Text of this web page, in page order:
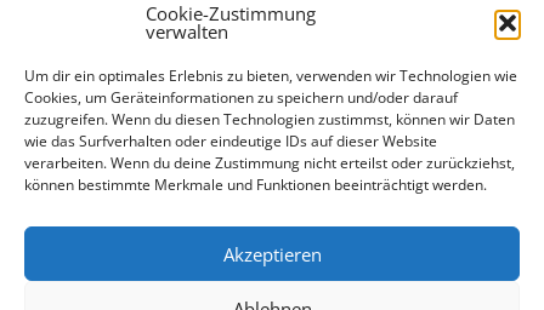
Cookie-Zustimmung
verwalten
Um dir ein optimales Erlebnis zu bieten, verwenden wir Technologien wie
Cookies, um Geräteinformationen zu speichern und/oder darauf
zuzugreifen. Wenn du diesen Technologien zustimmst, können wir Daten
wie das Surfverhalten oder eindeutige IDs auf dieser Website
verarbeiten. Wenn du deine Zustimmung nicht erteilst oder zurückziehst,
können bestimmte Merkmale und Funktionen beeinträchtigt werden.
Akzeptieren
Was haltet ihr von Hundetagesstätten?
Erfahrungen?
VonMartin Vor 2 Jahren
Urlaub mit Hund... Tipps für hundefreundliche
Unterkünfte?
VonBeateVor 2 Jahren